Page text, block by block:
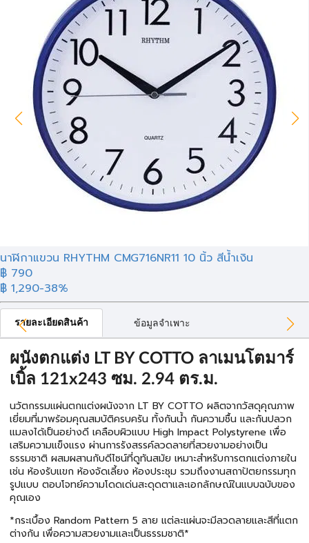
นาฬิกาแขวน RHYTHM CMG716NR11 10 นิ้ว สีน้ำเงิน
฿ 790
฿ 1,290-38%
รายละเอียดสินค้า ข้อมูลจำเพาะ
ผนังตกแต่ง LT BY COTTO ลาเมนโตมาร์
เบิ้ล 121x243 ซม. 2.94 ตร.ม.
นวัตกรรมแผ่นตกแต่งผนังจาก LT BY COTTO ผลิตจากวัสดุคุณภาพ
เยี่ยมที่มาพร้อมคุณสมบัติครบครัน ทั้งกันน้ำ กันความชื้น และกันปลวก
แมลงได้เป็นอย่างดี เคลือบผิวแบบ High Impact Polystyrene เพื่อ
เสริมความแข็งแรง ผ่านการรังสรรค์ลวดลายที่สวยงามอย่างเป็น
ธรรมชาติ ผสมผสานกับดีไซน์ที่ดูทันสมัย เหมาะสำหรับการตกแต่งภายใน
เช่น ห้องรับแขก ห้องจัดเลี้ยง ห้องประชุม รวมถึงงานสถาปัตยกรรมทุก
รูปแบบ ตอบโจทย์ความโดดเด่นสะดุดตาและเอกลักษณ์ในแบบฉบับของ
คุณเอง
*กระเบื้อง Random Pattern 5 ลาย แต่ละแผ่นจะมีลวดลายและสีที่แตก
ต่างกัน เพื่อความสวยงามและเป็นธรรมชาติ*